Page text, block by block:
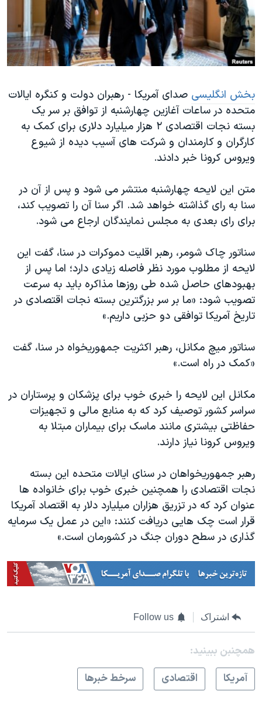
فرهنگ و زندگی
حقوق شهروندی
اقتصادی
اسرائیل در جنگ
گالری عکس
آرشیو پخش زنده
مستندها
انتخابات ریاست جمهوری آمریکا ۲۰۲۴
حمله جمهوری اسلامی به اسرائیل
ورزش زنان در ایران
اعتراضات زن، زندگی، آزادی
مجموعه مستندهای دادخواهی
تریبونال مردمی آبان ۹۸
چهل سال گروگان‌گیری
قانون شفافیت دارائی کادر رهبری ایران
اسرائیل در جنگ
نرگس محمدی برنده جایزه نوبل صلح
همایش محافظه‌کاران آمریکا «سی‌پک»
سفر پرزیدنت ترامپ به چین
دنبال کنید
زبانهای مختلف
بخش انگلیسی صدای آمریکا - رهبران دولت و کنگره ایالات
متحده در ساعات آغازین چهارشنبه از توافق بر سر یک
بسته نجات اقتصادی ۲ هزار میلیارد دلاری برای کمک به
کارگران و کارمندان و شرکت های آسیب دیده از شیوع
ویروس کرونا خبر دادند.
متن این لایحه چهارشنبه منتشر می شود و پس از آن در
سنا به رای گذاشته خواهد شد. اگر سنا آن را تصویب کند،
برای رای بعدی به مجلس نمایندگان ارجاع می شود.
سناتور چاک شومر، رهبر اقلیت دموکرات در سنا، گفت این
لایحه از مطلوب مورد نظر فاصله زیادی دارد؛ اما پس از
بهبودهای حاصل شده طی روزها مذاکره باید به سرعت
تصویب شود: «ما بر سر بزرگترین بسته نجات اقتصادی در
تاریخ آمریکا توافقی دو حزبی داریم.»
سناتور میچ مکانل، رهبر اکثریت جمهوریخواه در سنا، گفت
«کمک در راه است.»
مکانل این لایحه را خبری خوب برای پزشکان و پرستاران در
سراسر کشور توصیف کرد که به منابع مالی و تجهیزات
حفاظتی بیشتری مانند ماسک برای بیماران مبتلا به
ویروس کرونا نیاز دارند.
رهبر جمهوریخواهان در سنای ایالات متحده این بسته
نجات اقتصادی را همچنین خبری خوب برای خانواده ها
عنوان کرد که در تزریق هزاران میلیارد دلار به اقتصاد آمریکا
قرار است چک هایی دریافت کنند: «این در عمل یک سرمایه
گذاری در سطح دوران جنگ در کشورمان است.»
اشتراک Follow us
همچنبن ببینید:
آمريکا
اقتصادی سرخط خبرها